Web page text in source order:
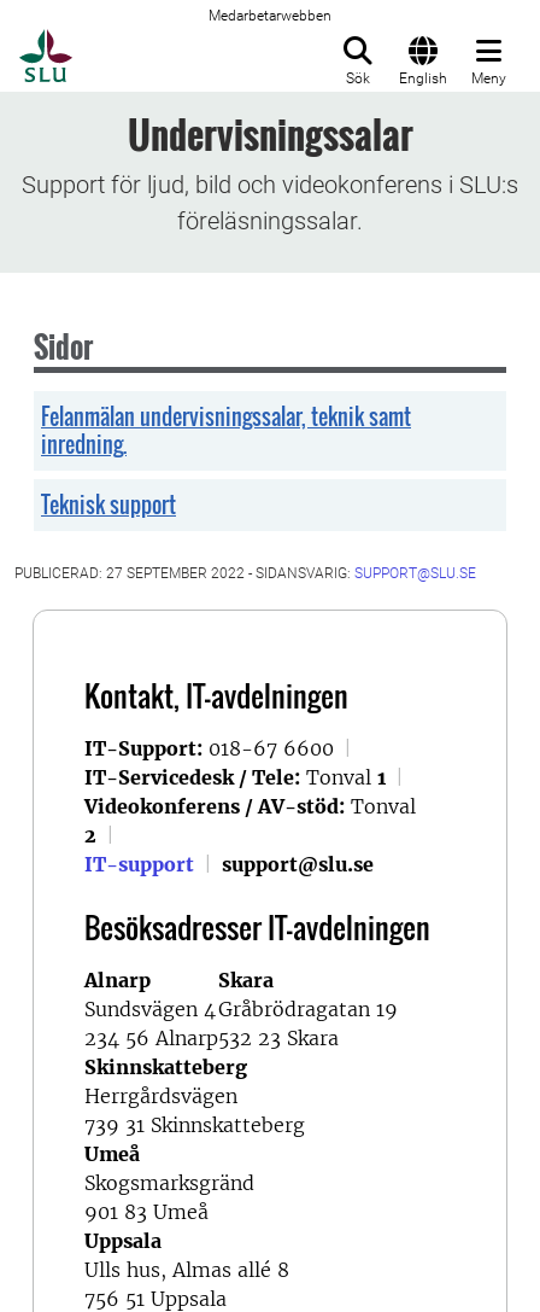
Medarbetarwebben
Sök English Meny
Undervisningssalar
Support för ljud, bild och videokonferens i SLU:s
föreläsningssalar.
Sidor
Felanmälan undervisningssalar, teknik samt
inredning.
Teknisk support
PUBLICERAD: 27 SEPTEMBER 2022 - SIDANSVARIG: SUPPORT@SLU.SE
Kontakt, IT-avdelningen
IT-Support: 018-67 6600
IT-Servicedesk / Tele: Tonval 1
Videokonferens / AV-stöd: Tonval
2
IT-support
support@slu.se
Besöksadresser IT-avdelningen
Alnarp
Sundsvägen 4
234 56 Alnarp
Skara
Gråbrödragatan 19
532 23 Skara
Skinnskatteberg
Herrgårdsvägen
739 31 Skinnskatteberg
Umeå
Skogsmarksgränd
901 83 Umeå
Uppsala
Ulls hus, Almas allé 8
756 51 Uppsala